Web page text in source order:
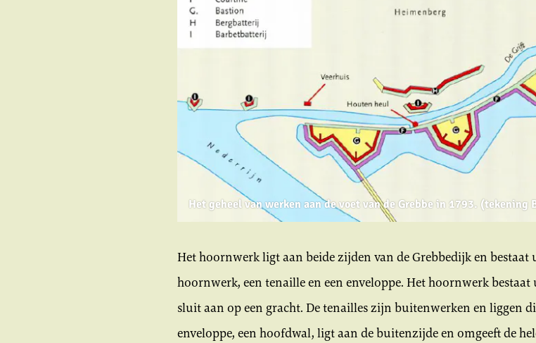
Het geheel van werken aan de voet van de Grebbe in 1793. (tekening
Het hoornwerk ligt aan beide zijden van de Grebbedijk en
hoornwerk, een tenaille en een enveloppe. Het hoornwerk
sluit aan op een gracht. De tenailles zijn buitenwerken en liggen
enveloppe, een hoofdwal, ligt aan de buitenzijde en omgeeft de